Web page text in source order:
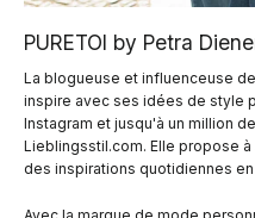
PURETOI by Petra
La blogueuse et influenceuse
inspire avec ses idées de style
Instagram et jusqu'à un million
Lieblingsstil.com. Elle propose
des inspirations quotidiennes